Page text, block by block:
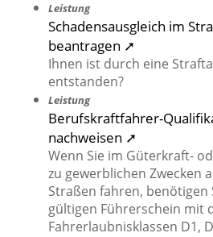
Leistung
Schadensausgleich im
beantragen ➚
Ihnen ist durch eine
entstanden?
Leistung
Berufskraftfahrer-
nachweisen ➚
Wenn Sie im Güterkraft-
zu gewerblichen Zwecken
Straßen fahren, benötigen
gültigen Führerschein mit
Fahrerlaubnisklassen D1,